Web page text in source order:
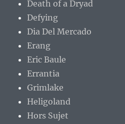
Death of a Dryad
Defying
Dia Del Mercado
Erang
Eric Baule
Errantia
Grimlake
Heligoland
Hors Sujet